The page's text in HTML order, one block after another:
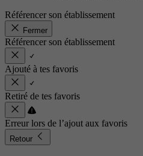
Référencer son établissement
Fermer
Référencer son établissement
Ajouté à tes favoris
Retiré de tes favoris
Erreur lors de l’ajout aux favoris
Retour